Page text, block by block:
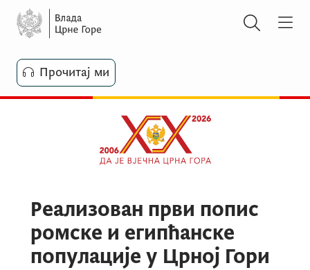
Прочитај ми
Реализован први попис
ромске и египћанске
популације у Црној Гори